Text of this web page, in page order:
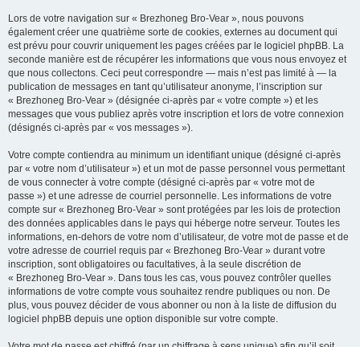
Lors de votre navigation sur « Brezhoneg Bro-Vear », nous pouvons
également créer une quatrième sorte de cookies, externes au document qui
est prévu pour couvrir uniquement les pages créées par le logiciel phpBB. La
seconde manière est de récupérer les informations que vous nous envoyez et
que nous collectons. Ceci peut correspondre — mais n’est pas limité à — la
publication de messages en tant qu’utilisateur anonyme, l’inscription sur
« Brezhoneg Bro-Vear » (désignée ci-après par « votre compte ») et les
messages que vous publiez après votre inscription et lors de votre connexion
(désignés ci-après par « vos messages »).
Votre compte contiendra au minimum un identifiant unique (désigné ci-après
par « votre nom d’utilisateur ») et un mot de passe personnel vous permettant
de vous connecter à votre compte (désigné ci-après par « votre mot de
passe ») et une adresse de courriel personnelle. Les informations de votre
compte sur « Brezhoneg Bro-Vear » sont protégées par les lois de protection
des données applicables dans le pays qui héberge notre serveur. Toutes les
informations, en-dehors de votre nom d’utilisateur, de votre mot de passe et de
votre adresse de courriel requis par « Brezhoneg Bro-Vear » durant votre
inscription, sont obligatoires ou facultatives, à la seule discrétion de
« Brezhoneg Bro-Vear ». Dans tous les cas, vous pouvez contrôler quelles
informations de votre compte vous souhaitez rendre publiques ou non. De
plus, vous pouvez décider de vous abonner ou non à la liste de diffusion du
logiciel phpBB depuis une option disponible sur votre compte.